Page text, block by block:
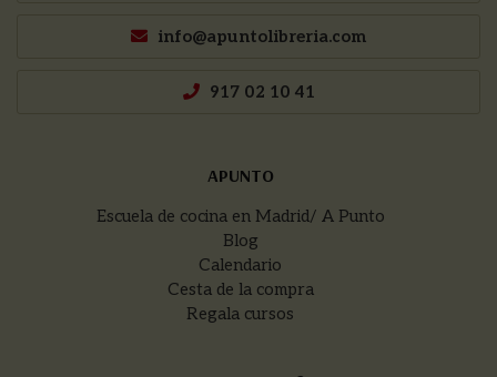
info@apuntolibreria.com
917 02 10 41
APUNTO
Escuela de cocina en Madrid/ A Punto
Blog
Calendario
Cesta de la compra
Regala cursos